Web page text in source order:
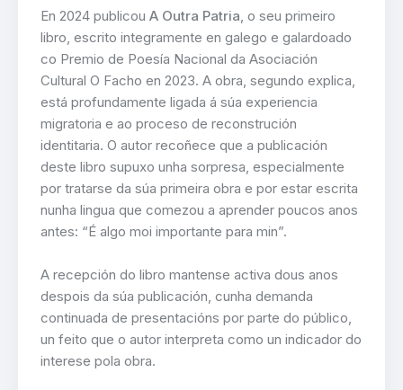
En 2024 publicou A Outra Patria , o seu primeiro
libro, escrito integramente en galego e galardoado
co Premio de Poesía Nacional da Asociación
Cultural O Facho en 2023. A obra, segundo explica,
está profundamente ligada á súa experiencia
migratoria e ao proceso de reconstrución
identitaria. O autor recoñece que a publicación
deste libro supuxo unha sorpresa, especialmente
por tratarse da súa primeira obra e por estar escrita
nunha lingua que comezou a aprender poucos anos
antes: “É algo moi importante para min”.
A recepción do libro mantense activa dous anos
despois da súa publicación, cunha demanda
continuada de presentacións por parte do público,
un feito que o autor interpreta como un indicador do
interese pola obra.